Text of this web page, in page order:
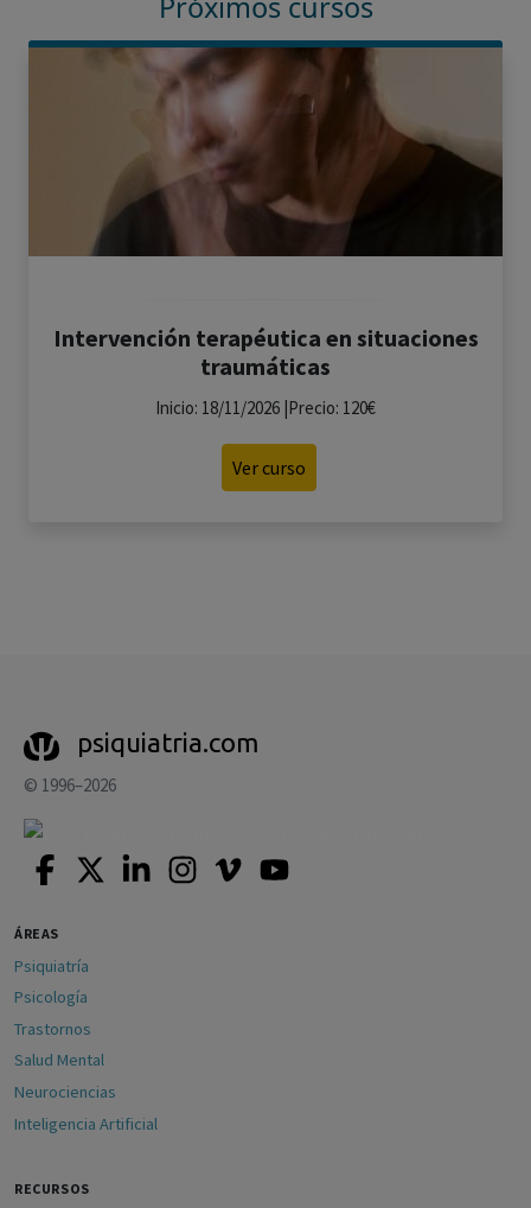
Intervención terapéutica en situaciones
traumáticas
Inicio: 18/11/2026 |Precio: 120€
Ver curso
psiquiatria.com
© 1996–2026
ÁREAS
Psiquiatría
Psicología
Trastornos
Salud Mental
Neurociencias
Inteligencia Artificial
RECURSOS